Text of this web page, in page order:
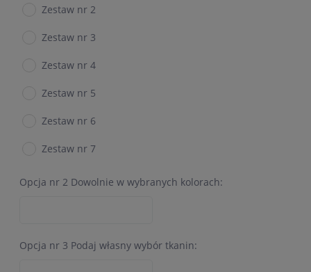
Zestaw nr 2
Zestaw nr 3
Zestaw nr 4
Zestaw nr 5
Zestaw nr 6
Zestaw nr 7
Opcja nr 2 Dowolnie w wybranych kolorach:
Opcja nr 3 Podaj własny wybór tkanin: